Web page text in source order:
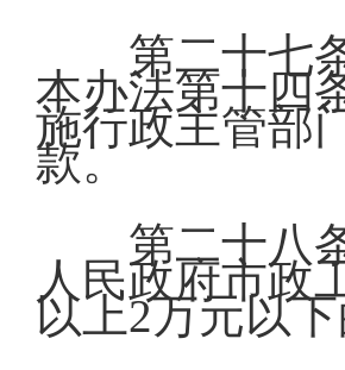
第二十七
本办法第十四
施行政主管部
款。
第二十八
人民政府市政
以上2万元以